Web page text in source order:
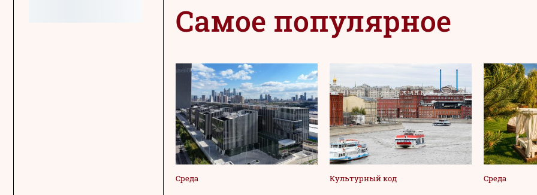
Самое популярное
Среда Культурный код Среда